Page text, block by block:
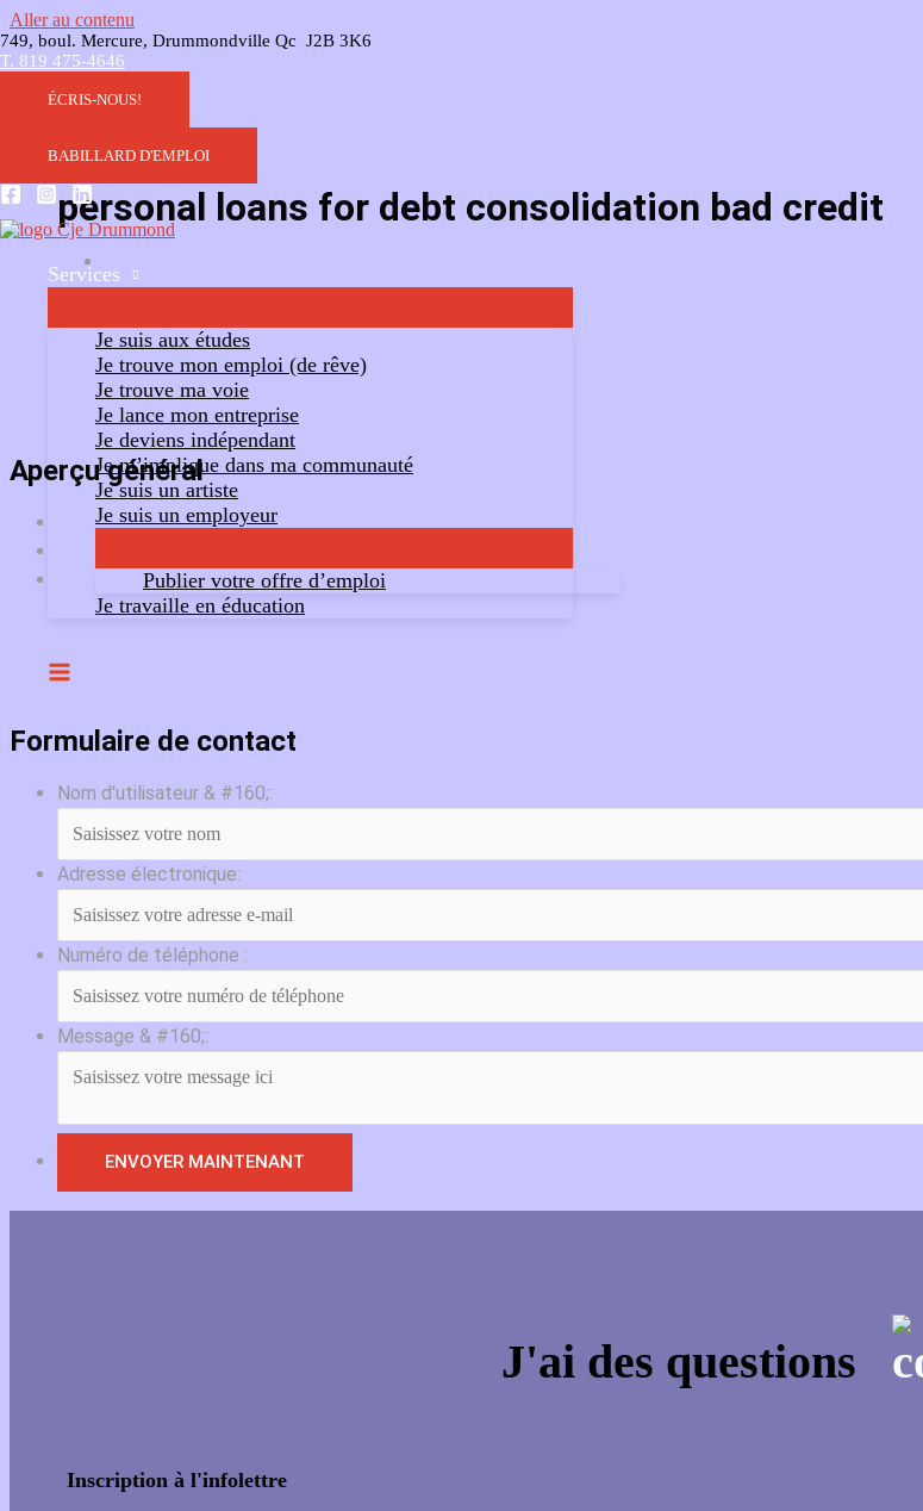
Aller au contenu
749, boul. Mercure, Drummondville Qc J2B 3K6
T. 819 475-4646
ÉCRIS-NOUS!
BABILLARD D'EMPLOI
Services
Je suis aux études
Je trouve mon emploi (de rêve)
Je trouve ma voie
Je lance mon entreprise
Je deviens indépendant
Je m’implique dans ma communauté
Je suis un artiste
Je suis un employeur
Publier votre offre d’emploi
Je travaille en éducation
personal loans for debt consolidation bad credit
Aperçu général
Formulaire de contact
Nom d'utilisateur & #160;:
Adresse électronique:
Numéro de téléphone :
Message & #160;:
J'ai des questions
Inscription à l'infolettre